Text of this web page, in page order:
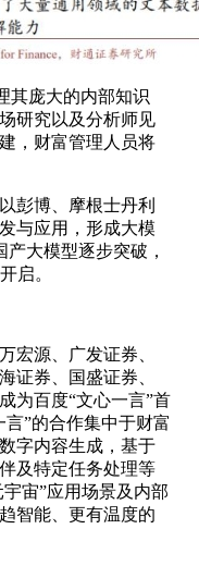
其庞大的内部知识
研究以及分析师见
，财富管理人员将
彭博、摩根士丹利
与应用，形成大模
大模型逐步突破，
启。
宏源、广发证券、
证券、国盛证券、
为百度“文心一言”首
”的合作集中于财富
字内容生成，基于
及特定任务处理等
宙”应用场景及内部
智能、更有温度的